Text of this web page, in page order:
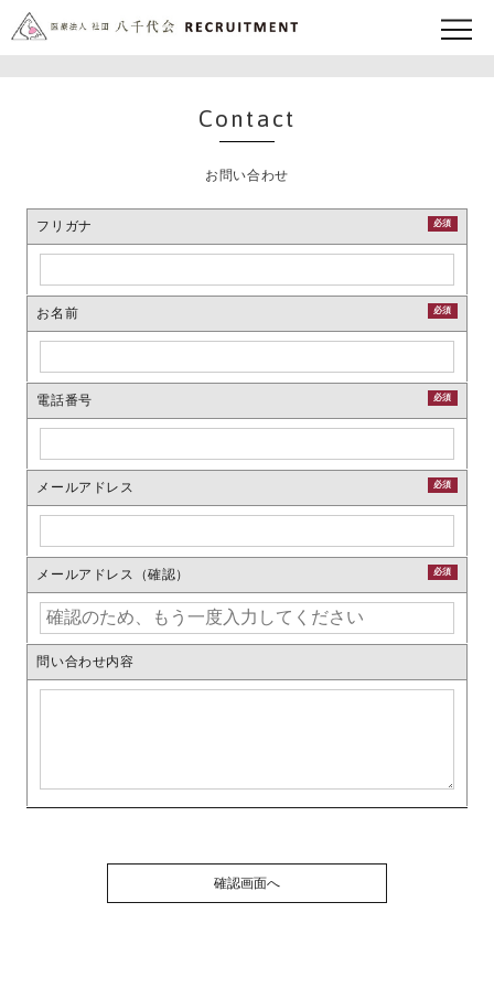
Contact
お問い合わせ
フリガナ 必須
お名前 必須
電話番号 必須
メールアドレス 必須
メールアドレス（確認） 必須
問い合わせ内容